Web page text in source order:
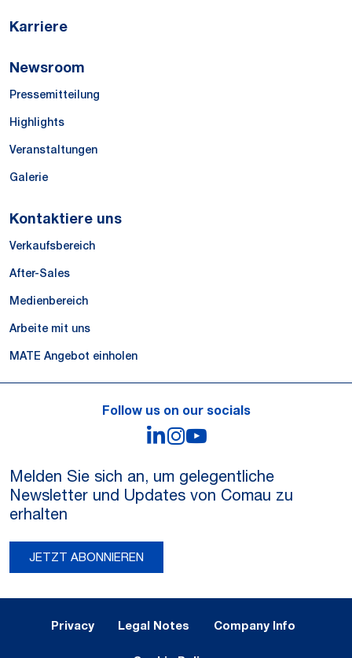
Karriere
Newsroom
Pressemitteilung
Highlights
Veranstaltungen
Galerie
Kontaktiere uns
Verkaufsbereich
After-Sales
Medienbereich
Arbeite mit uns
MATE Angebot einholen
Follow us on our socials
LinkedIn
Instagram
Melden Sie sich an, um gelegentliche
Newsletter und Updates von Comau zu
erhalten
JETZT ABONNIEREN
Privacy Legal Notes Company Info